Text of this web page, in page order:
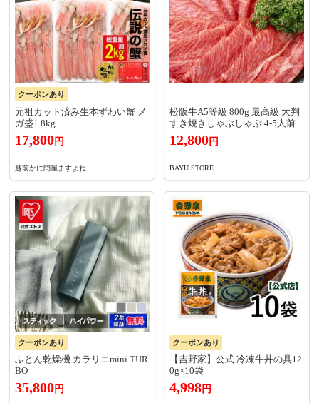
クーポンあり
元祖カット済み生本ずわい蟹 メ
ガ盛1.8kg
17,800円
越前かに問屋ますよね
松阪牛A5等級 800g 最高級 大判
すき焼きしゃぶしゃぶ 4-5人前
12,800円
BAYU STORE
クーポンあり
ふとん乾燥機 カラリエmini TUR
BO
35,800円
クーポンあり
【吉野家】公式 冷凍牛丼の具12
0g×10袋
4,998円